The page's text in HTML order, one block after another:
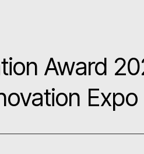
Award